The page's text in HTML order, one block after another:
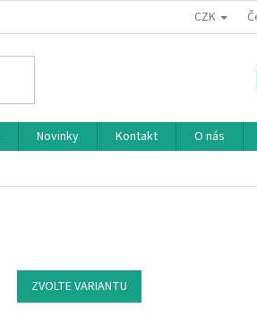
CZK
Novinky Kontakt O nás
ZVOLTE VARIANTU